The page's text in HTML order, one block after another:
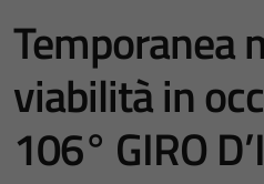
Temporanea
viabilità in
106° GIRO